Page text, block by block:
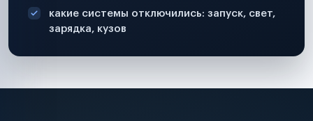
какие системы отключились: запуск, свет,
зарядка, кузов